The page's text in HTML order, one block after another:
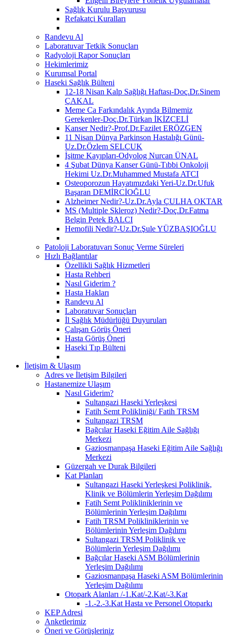
Sağlık Kurulu Başvurusu
Refakatçi Kuralları
Randevu Al
Laboratuvar Tetkik Sonuçları
Radyoloji Rapor Sonuçları
Hekimlerimiz
Kurumsal Portal
Haseki Sağlık Bülteni
12-18 Nisan Kalp Sağlığı Haftası-Doç.Dr.Sinem
ÇAKAL
Meme Ca Farkındalık Ayında Bilmemiz
Gerekenler-Doç.Dr.Türkan İKİZCELİ
Kanser Nedir?-Prof.Dr.Fazilet ERÖZGEN
11 Nisan Dünya Parkinson Hastalığı Günü-
Uz.Dr.Özlem SELÇUK
İşitme Kayıpları-Odyolog Nurcan ÜNAL
4 Şubat Dünya Kanser Günü-Tıbbi Onkoloji
Hekimi Uz.Dr.Muhammed Mustafa ATCI
Osteoporozun Hayatımızdaki Yeri-Uz.Dr.Ufuk
Başaran DEMİRCİOĞLU
Alzheimer Nedir?-Uz.Dr.Ayla ÇULHA OKTAR
MS (Multiple Skleroz) Nedir?-Doç.Dr.Fatma
Belgin Petek BALCI
Hemofili Nedir?-Uz.Dr.Şule YÜZBAŞIOĞLU
Patoloji Laboratuvarı Sonuç Verme Süreleri
Hızlı Bağlantılar
Özellikli Sağlık Hizmetleri
Hasta Rehberi
Nasıl Giderim ?
Hasta Hakları
Randevu Al
Laboratuvar Sonuçları
İl Sağlık Müdürlüğü Duyuruları
Çalışan Görüş Öneri
Hasta Görüş Öneri
Haseki Tıp Bülteni
İletişim & Ulaşım
Adres ve İletişim Bilgileri
Hastanemize Ulaşım
Nasıl Giderim?
Sultangazi Haseki Yerleşkesi
Fatih Semt Polikliniği/ Fatih TRSM
Sultangazi TRSM
Bağcılar Haseki Eğitim Aile Sağlığı
Merkezi
Gaziosmanpaşa Haseki Eğitim Aile Sağlığı
Merkezi
Güzergah ve Durak Bilgileri
Kat Planları
Sultangazi Haseki Yerleşkesi Poliklinik,
Klinik ve Bölümlerin Yerleşim Dağılımı
Fatih Semt Polikliniklerinin ve
Bölümlerinin Yerleşim Dağılımı
Fatih TRSM Polikliniklerinin ve
Bölümlerinin Yerleşim Dağılımı
Sultangazi TRSM Poliklinik ve
Bölümlerin Yerleşim Dağılımı
Bağcılar Haseki ASM Bölümlerinin
Yerleşim Dağılımı
Gaziosmanpaşa Haseki ASM Bölümlerinin
Yerleşim Dağılımı
Otopark Alanları /-1.Kat/-2.Kat/-3.Kat
-1.-2.-3.Kat Hasta ve Personel Otoparkı
KEP Adresi
Anketlerimiz
Öneri ve Görüşleriniz